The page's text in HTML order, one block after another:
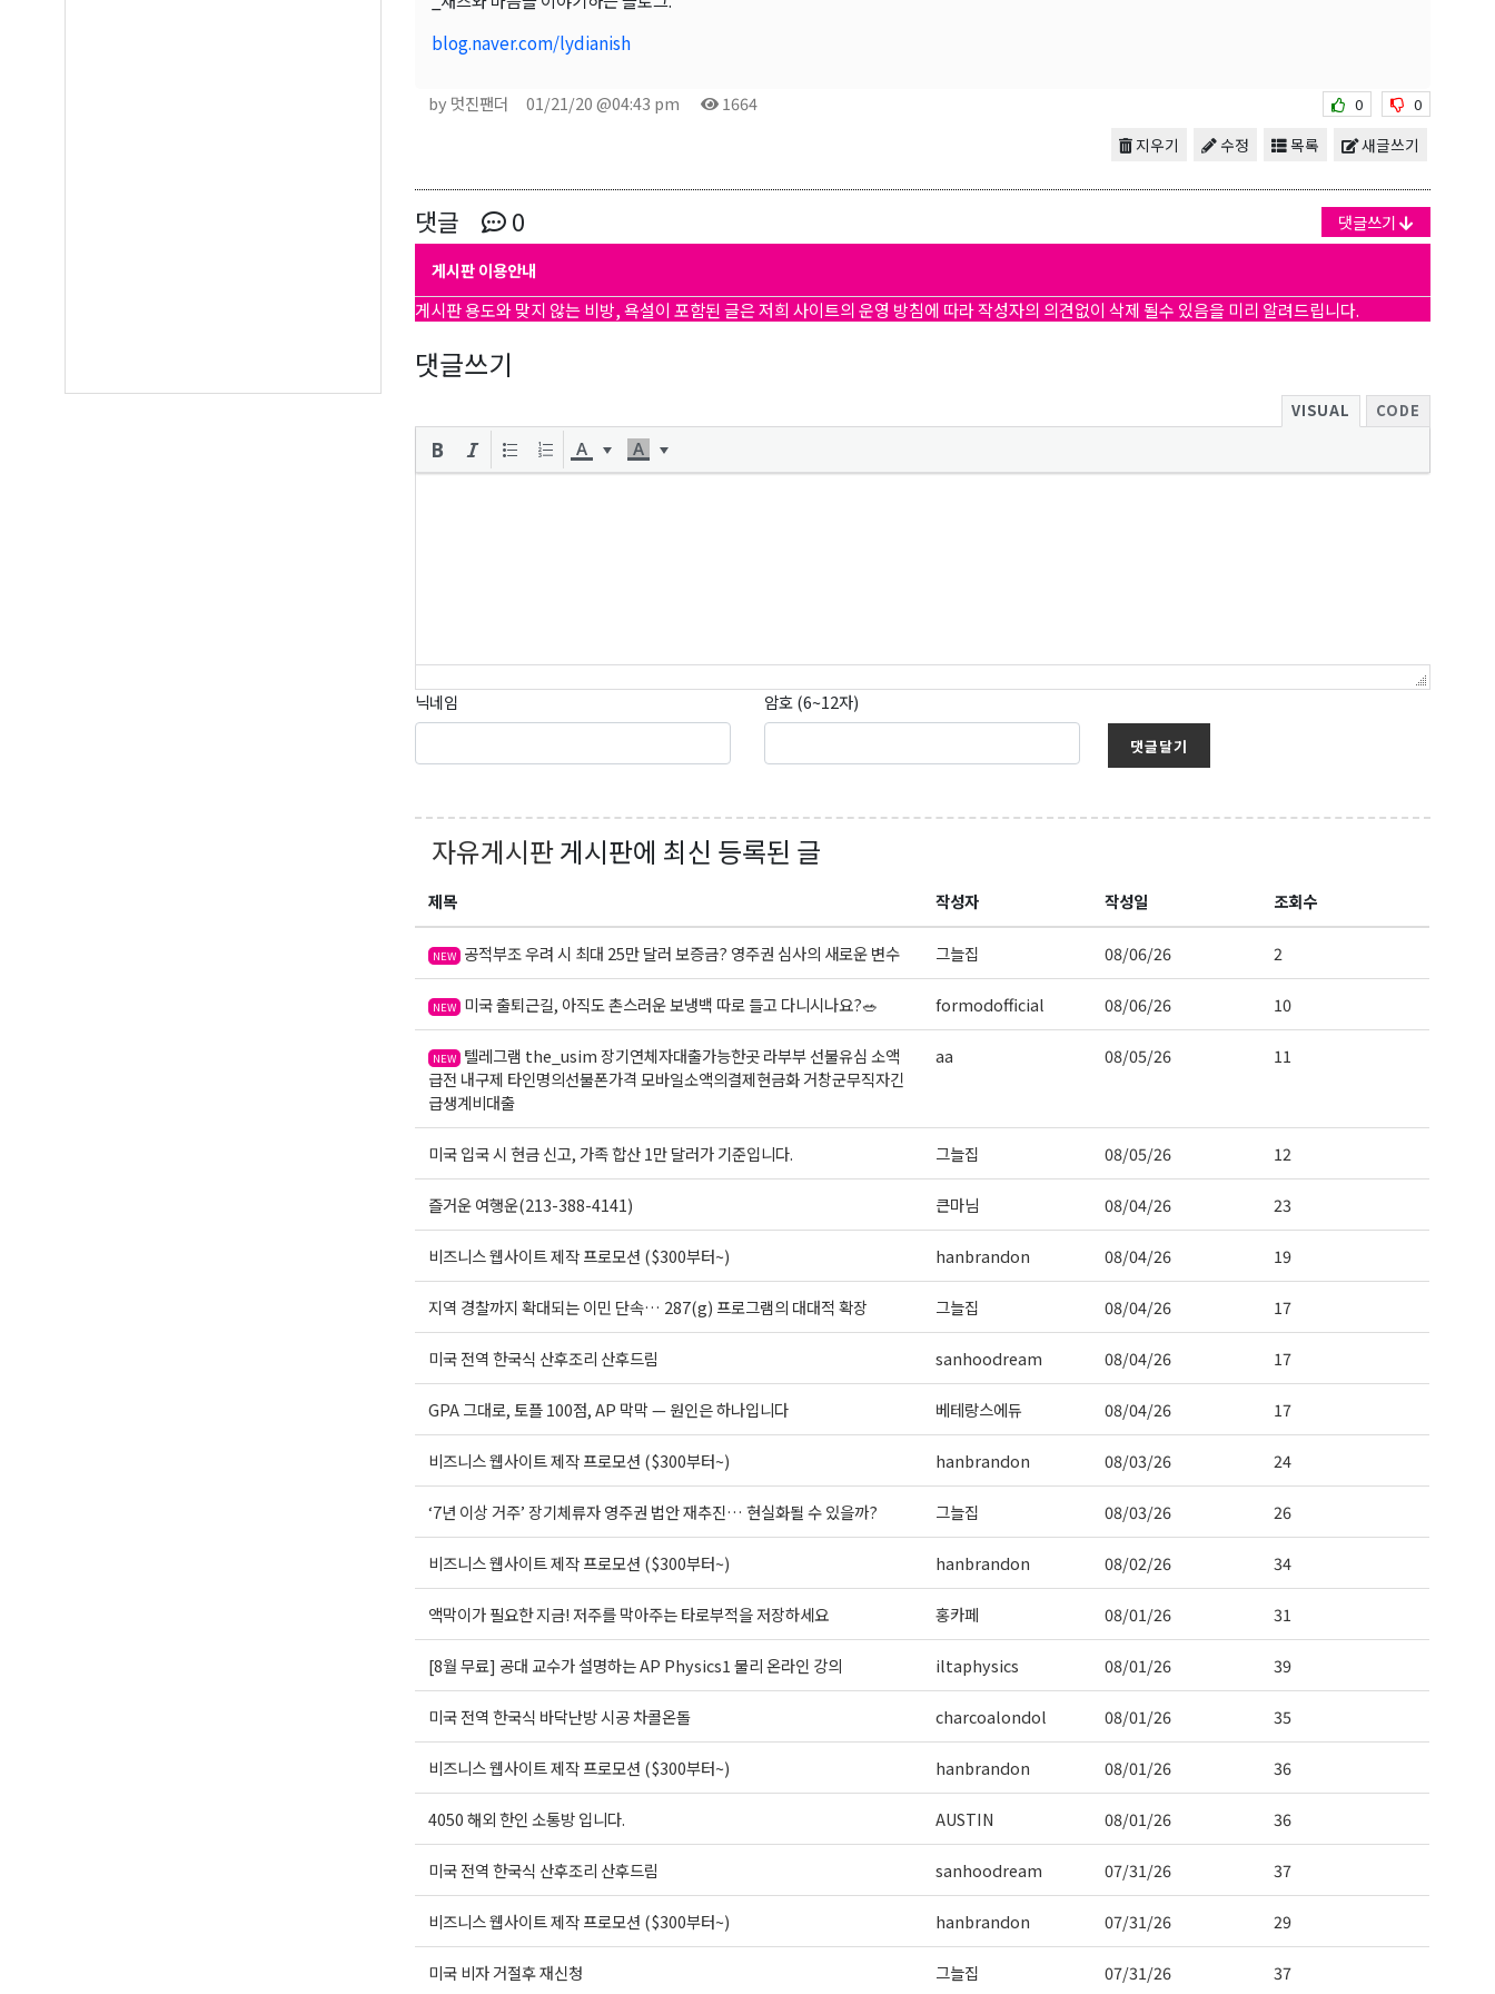
blog.naver.com/lydianish
by 멋진팬더 01/21/20 @04:43 pm 1664 0 0
새글쓰기
목록
수정
지우기
댓글 0 댓글쓰기
게시판 이용안내
게시판 용도와 맞지 않는 비방, 욕설이 포함된 글은 저희 사이트의 운영 방침에 따라 작성자의 의견없이 삭제 될수 있음을 미리 알려드립니다.
댓글쓰기
VISUAL CODE
닉네임 암호 (6~12자)
댓글달기
자유게시판게시판에 최신 등록된 글
제목 작성자 작성일 조회수
NEW 공적부조 우려 시 최대 25만 달러 보증금? 영주권 심사의 새로운 변수 그늘집 08/06/26 2
NEW 미국 출퇴근길, 아직도 촌스러운 보냉백 따로 들고 다니시나요?🥗 formodofficial 08/06/26 10
NEW 텔레그램 the_usim 장기연체자대출가능한곳 라부부 선불유심 소액
급전 내구제 타인명의선불폰가격 모바일소액의결제현금화 거창군무직자긴
급생계비대출
aa 08/05/26 11
미국 입국 시 현금 신고, 가족 합산 1만 달러가 기준입니다. 그늘집 08/05/26 12
즐거운 여행운(213-388-4141) 큰마님 08/04/26 23
비즈니스 웹사이트 제작 프로모션 ($300부터~) hanbrandon 08/04/26 19
지역 경찰까지 확대되는 이민 단속… 287(g) 프로그램의 대대적 확장 그늘집 08/04/26 17
미국 전역 한국식 산후조리 산후드림 sanhoodream 08/04/26 17
GPA 그대로, 토플 100점, AP 막막 — 원인은 하나입니다 베테랑스에듀 08/04/26 17
비즈니스 웹사이트 제작 프로모션 ($300부터~) hanbrandon 08/03/26 24
‘7년 이상 거주’ 장기체류자 영주권 법안 재추진… 현실화될 수 있을까? 그늘집 08/03/26 26
비즈니스 웹사이트 제작 프로모션 ($300부터~) hanbrandon 08/02/26 34
액막이가 필요한 지금! 저주를 막아주는 타로부적을 저장하세요 홍카페 08/01/26 31
[8월 무료] 공대 교수가 설명하는 AP Physics1 물리 온라인 강의 iltaphysics 08/01/26 39
미국 전역 한국식 바닥난방 시공 차콜온돌 charcoalondol 08/01/26 35
비즈니스 웹사이트 제작 프로모션 ($300부터~) hanbrandon 08/01/26 36
4050 해외 한인 소통방 입니다. AUSTIN 08/01/26 36
미국 전역 한국식 산후조리 산후드림 sanhoodream 07/31/26 37
비즈니스 웹사이트 제작 프로모션 ($300부터~) hanbrandon 07/31/26 29
미국 비자 거절후 재신청 그늘집 07/31/26 37
Email
Last Name
By submitting this form, you are consenting to receive KCR Media Group from: KCR Media Group, 23416 Hwy 99
Suite A, Edmonds, WA, 98026, US, https://wowseattle.com. You can revoke your consent to receive emails at any time
오레곤K 뉴스레터 구독하기!